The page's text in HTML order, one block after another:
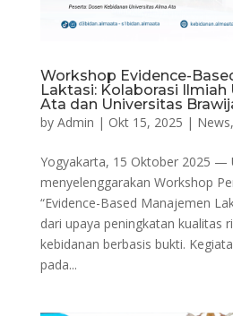
Workshop Evidence-
Laktasi: Kolaborasi Ilmiah
Ata dan Universitas
by Admin | Okt 15, 2025 | News,
Yogyakarta, 15 Oktober 2025 —
menyelenggarakan Workshop
“Evidence-Based Manajemen
dari upaya peningkatan kualitas
kebidanan berbasis bukti.
pada...